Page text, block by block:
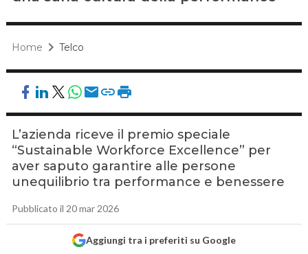
Home Telco
L’azienda riceve il premio speciale
“Sustainable Workforce Excellence” per
aver saputo garantire alle persone
unequilibrio tra performance e benessere
Pubblicato il 20 mar 2026
Aggiungi tra i preferiti su Google